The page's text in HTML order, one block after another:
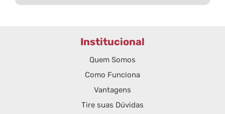
Institucional
Quem Somos
Como Funciona
Vantagens
Tire suas Dúvidas